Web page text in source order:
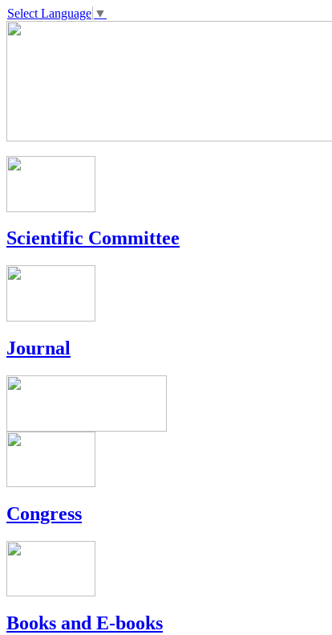
Select Language ▼
Scientific Committee
Journal
Congress
Books and E-books